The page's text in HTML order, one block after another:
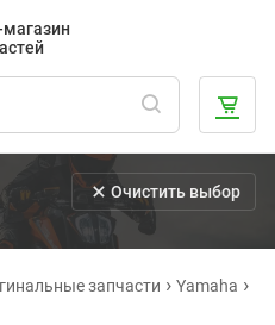
Очистить выбор
запчасти
Yamaha